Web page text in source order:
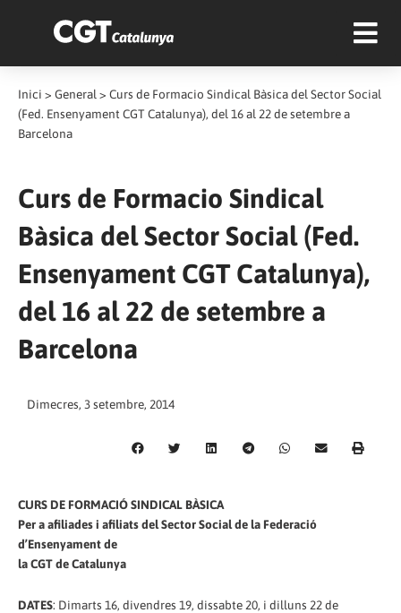
Inici > General > Curs de Formacio Sindical Bàsica del Sector Social
(Fed. Ensenyament CGT Catalunya), del 16 al 22 de setembre a
Barcelona
Curs de Formacio Sindical
Bàsica del Sector Social (Fed.
Ensenyament CGT Catalunya),
del 16 al 22 de setembre a
Barcelona
Dimecres, 3 setembre, 2014
CURS DE FORMACIÓ SINDICAL BÀSICA
Per a afiliades i afiliats del Sector Social de la Federació
d’Ensenyament de
la CGT de Catalunya
DATES: Dimarts 16, divendres 19, dissabte 20, i dilluns 22 de